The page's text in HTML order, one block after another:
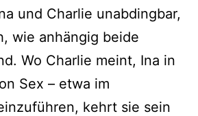
und Charlie unabdingbar,
wie anhängig beide
Wo Charlie meint, Ina in
Sex – etwa im
kehrt sie sein